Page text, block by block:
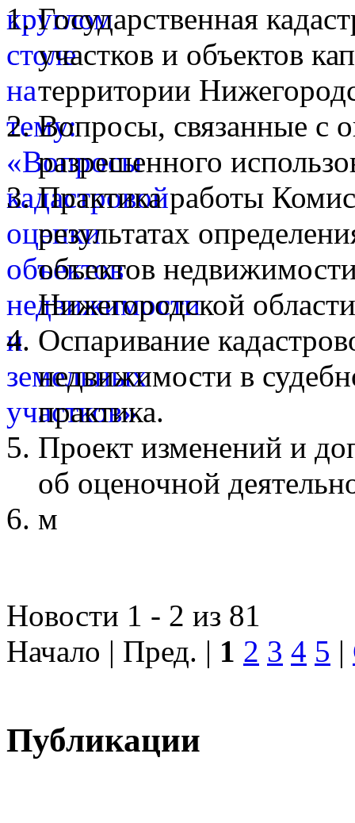
Государственная
участков и объектов
территории
Вопросы, связанные с
разрешенного
Практика работы
результатах
объектов
Нижегородской
Оспаривание
недвижимости в
практика.
Проект изменений и
об оценочной
м
Новости 1 - 2 из 81
Начало | Пред. | 1 2 3 4 5 |
Публикации